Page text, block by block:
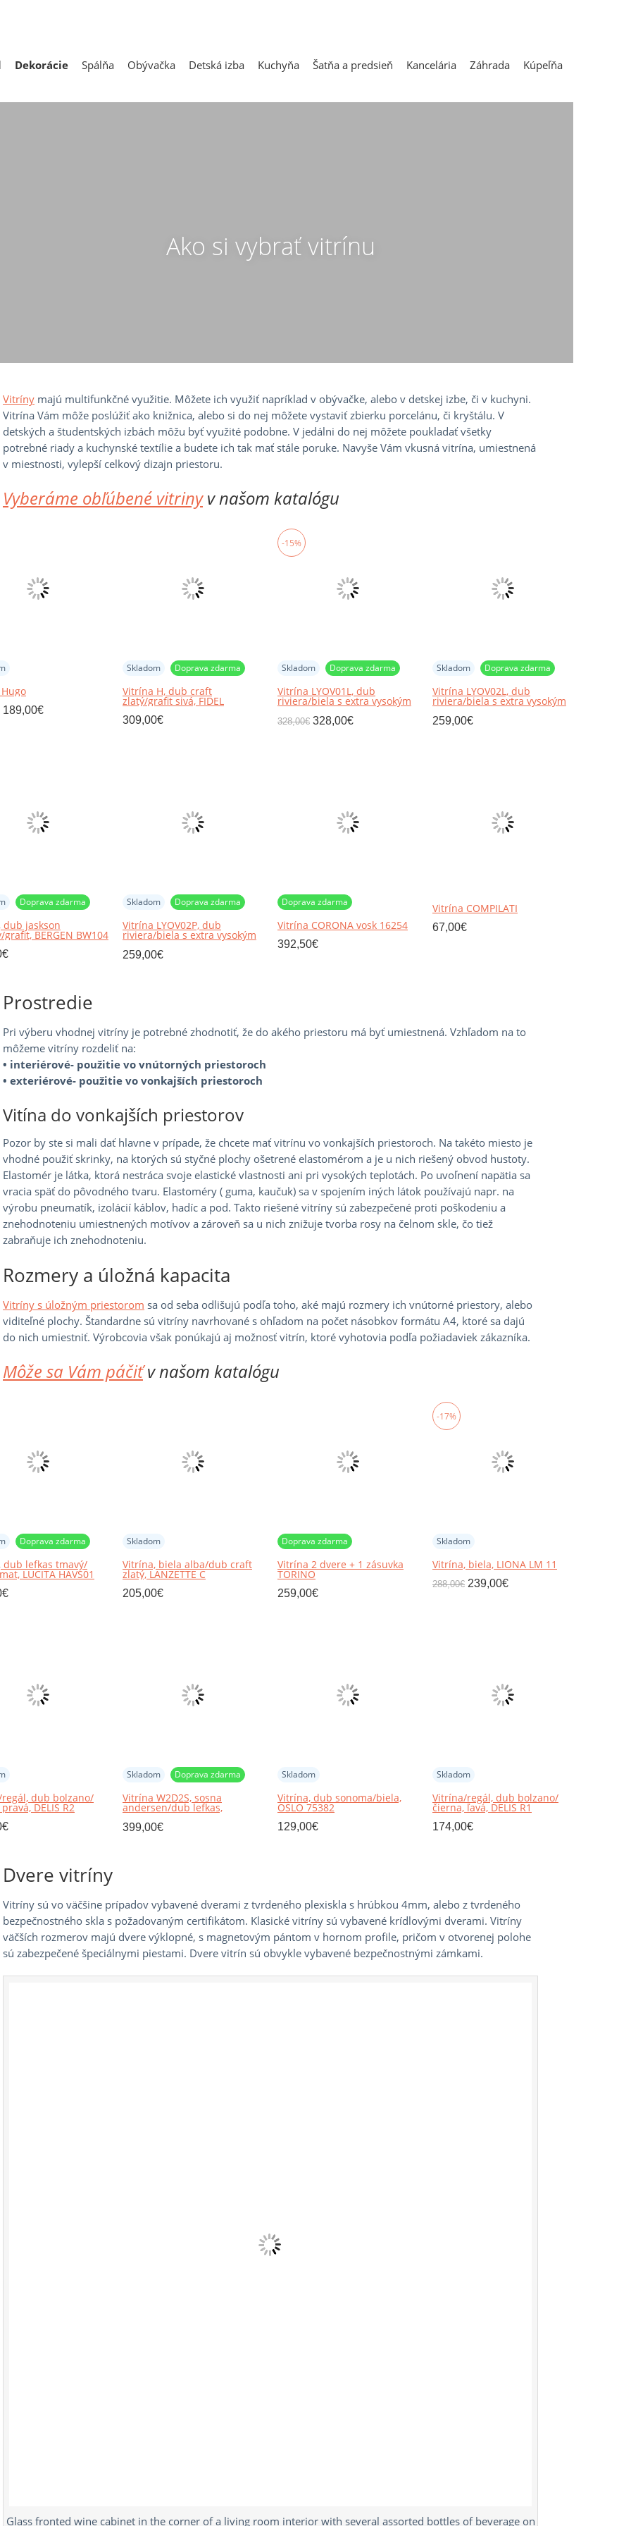
Dekorácie Spálňa Obývačka Detská izba Kuchyňa Šatňa a predsieň Kancelária Záhrada Kúpeľňa
Ako si vybrať vitrínu
Vitríny majú multifunkčné využitie. Môžete ich využiť napríklad v obývačke, alebo v detskej izbe, či v kuchyni.
Vitrína Vám môže poslúžiť ako knižnica, alebo si do nej môžete vystaviť zbierku porcelánu, či kryštálu. V
detských a študentských izbách môžu byť využité podobne. V jedálni do nej môžete poukladať všetky
potrebné riady a kuchynské textílie a budete ich tak mať stále poruke. Navyše Vám vkusná vitrína, umiestnená
v miestnosti, vylepší celkový dizajn priestoru.
Vyberáme obľúbené vitrinyv našom katalógu
189,00€
Skladom Doprava zdarma
Vitrína H, dub craft
zlatý/grafit sivá, FIDEL
309,00€
-15%
Skladom Doprava zdarma
Vitrína LYOV01L, dub
riviera/biela s extra vysokým
leskom, LEONARDO
328,00€ 328,00€
Skladom Doprava zdarma
Vitrína LYOV02L, dub
riviera/biela s extra vysokým
leskom, LEONARDO
259,00€
Doprava zdarma
dub jaskson
BERGEN BW104
€
Skladom Doprava zdarma
Vitrína LYOV02P, dub
riviera/biela s extra vysokým
leskom, LEONARDO
259,00€
Doprava zdarma
Vitrína CORONA vosk 16254
392,50€
Vitrína COMPILATI
67,00€
Prostredie
Pri výberu vhodnej vitríny je potrebné zhodnotiť, že do akého priestoru má byť umiestnená. Vzhľadom na to
môžeme vitríny rozdeliť na:
• interiérové- použitie vo vnútorných priestoroch
• exteriérové- použitie vo vonkajších priestoroch
Vitína do vonkajších priestorov
Pozor by ste si mali dať hlavne v prípade, že chcete mať vitrínu vo vonkajších priestoroch. Na takéto miesto je
vhodné použiť skrinky, na ktorých sú styčné plochy ošetrené elastomérom a je u nich riešený obvod hustoty.
Elastomér je látka, ktorá nestráca svoje elastické vlastnosti ani pri vysokých teplotách. Po uvoľnení napätia sa
vracia späť do pôvodného tvaru. Elastoméry ( guma, kaučuk) sa v spojením iných látok používajú napr. na
výrobu pneumatík, izolácií káblov, hadíc a pod. Takto riešené vitríny sú zabezpečené proti poškodeniu a
znehodnoteniu umiestnených motívov a zároveň sa u nich znižuje tvorba rosy na čelnom skle, čo tiež
zabraňuje ich znehodnoteniu.
Rozmery a úložná kapacita
Vitríny s úložným priestorom sa od seba odlišujú podľa toho, aké majú rozmery ich vnútorné priestory, alebo
viditeľné plochy. Štandardne sú vitríny navrhované s ohľadom na počet násobkov formátu A4, ktoré sa dajú
do nich umiestniť. Výrobcovia však ponúkajú aj možnosť vitrín, ktoré vyhotovia podľa požiadaviek zákazníka.
Môže sa Vám páčiťv našom katalógu
Doprava zdarma
dub lefkas tmavý/
LUCITA HAVS01
€
Skladom
Vitrína, biela alba/dub craft
zlatý, LANZETTE C
205,00€
Doprava zdarma
Vitrína 2 dvere + 1 zásuvka
TORINO
259,00€
-17%
Skladom
Vitrína, biela, LIONA LM 11
288,00€ 239,00€
dub bolzano/
DELIS R2
€
Skladom Doprava zdarma
Vitrína W2D2S, sosna
andersen/dub lefkas,
PROVANCE
399,00€
Skladom
Vitrína, dub sonoma/biela,
OSLO 75382
129,00€
Skladom
Vitrína/regál, dub bolzano/
čierna, ľavá, DELIS R1
174,00€
Dvere vitríny
Vitríny sú vo väčšine prípadov vybavené dverami z tvrdeného plexiskla s hrúbkou 4mm, alebo z tvrdeného
bezpečnostného skla s požadovaným certifikátom. Klasické vitríny sú vybavené krídlovými dverami. Vitríny
väčších rozmerov majú dvere výklopné, s magnetovým pántom v hornom profile, pričom v otvorenej polohe
sú zabezpečené špeciálnymi piestami. Dvere vitrín sú obvykle vybavené bezpečnostnými zámkami.
Glass fronted wine cabinet in the corner of a living room interior with several assorted bottles of beverage on